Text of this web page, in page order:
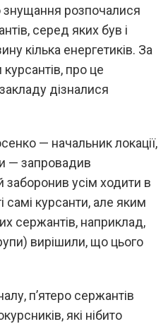
знущання розпочалися
серед яких був і
кілька енергетиків. За
про це
дізналися
— начальник локації,
— запровадив
заборонив усім ходити в
самі курсанти, але яким
сержантів, наприклад,
вирішили, що цього
п’ятеро сержантів
які нібито